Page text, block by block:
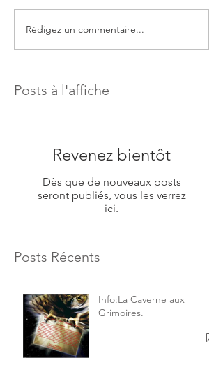
Rédigez un commentaire...
Posts à l'affiche
Revenez bientôt
Dès que de nouveaux posts
seront publiés, vous les verrez
ici.
Posts Récents
Info:La Caverne aux
Grimoires.